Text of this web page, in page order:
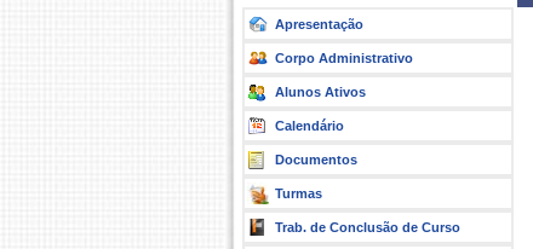
Apresentação
Corpo Administrativo
Alunos Ativos
Calendário
Documentos
Turmas
Trab. de Conclusão de Curso